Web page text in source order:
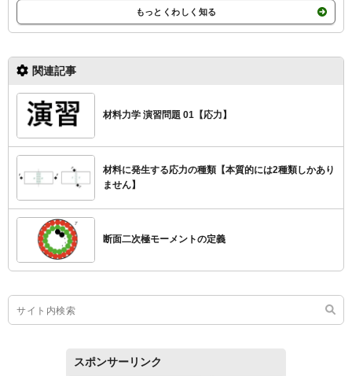
関連記事
材料力学 演習問題 01【応力】
材料に発生する応力の種類【本質的には2種類しかあり
ません】
断面二次極モーメントの定義
もっとくわしく知る
スポンサーリンク